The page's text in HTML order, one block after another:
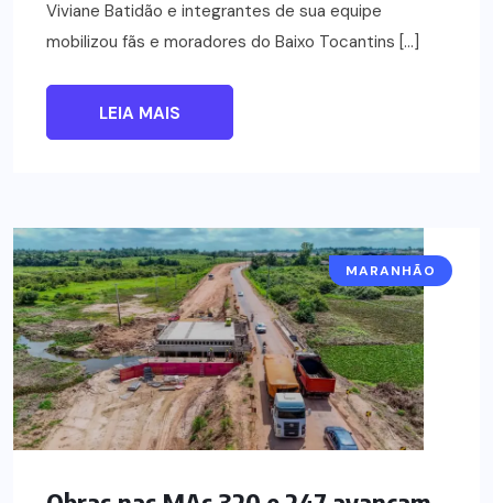
Viviane Batidão e integrantes de sua equipe
mobilizou fãs e moradores do Baixo Tocantins […]
LEIA MAIS
MARANHÃO